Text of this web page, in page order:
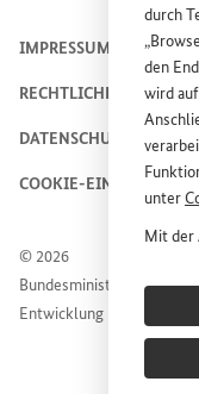
durch
„
den
wird
unter
Mit der
Diese
© 2026
Bundesministerium für
Entwicklung
IMPRESSUM
RECHTLICHE HINWEISE
DATENSCHUTZHINWEIS
COOKIE-